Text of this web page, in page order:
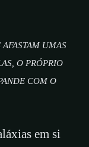
UMAS
O PRÓPRIO
COM O
em si